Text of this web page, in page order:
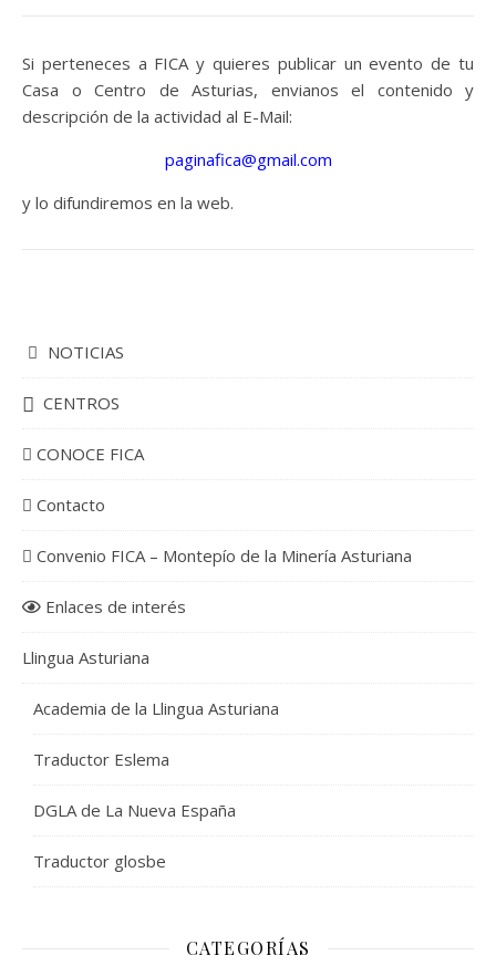
Si perteneces a FICA y quieres publicar un evento de tu
Casa o Centro de Asturias, envianos el contenido y
descripción de la actividad al E-Mail:
paginafica@gmail.com
y lo difundiremos en la web.
NOTICIAS
CENTROS
CONOCE FICA
Contacto
Convenio FICA – Montepío de la Minería Asturiana
Enlaces de interés
Llingua Asturiana
Academia de la Llingua Asturiana
Traductor Eslema
DGLA de La Nueva España
Traductor glosbe
CATEGORÍAS